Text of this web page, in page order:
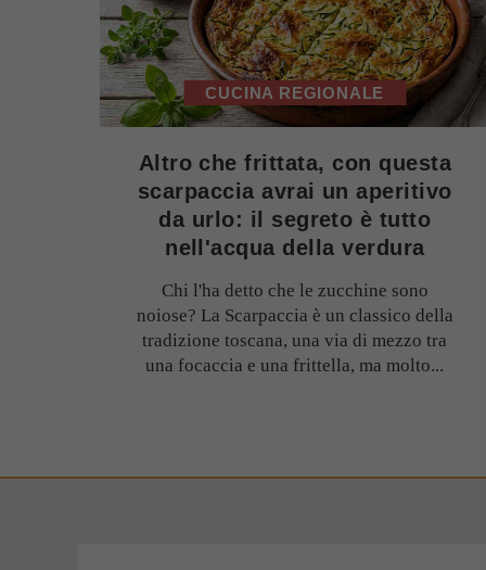
CUCINA REGIONALE
Altro che frittata, con questa
scarpaccia avrai un aperitivo
da urlo: il segreto è tutto
nell'acqua della verdura
Chi l'ha detto che le zucchine sono
noiose? La Scarpaccia è un classico della
tradizione toscana, una via di mezzo tra
una focaccia e una frittella, ma molto...